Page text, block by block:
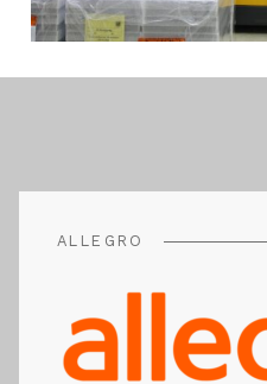
ALLEGRO